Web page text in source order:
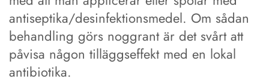
antiseptika/desinfektionsmedel. Om sådan
behandling görs noggrant är det svårt att
påvisa någon tilläggseffekt med en lokal
antibiotika.